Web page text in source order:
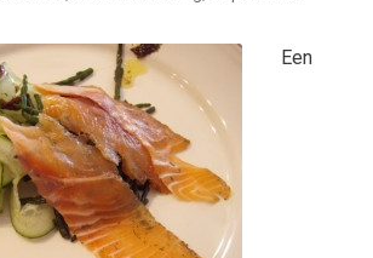
Een